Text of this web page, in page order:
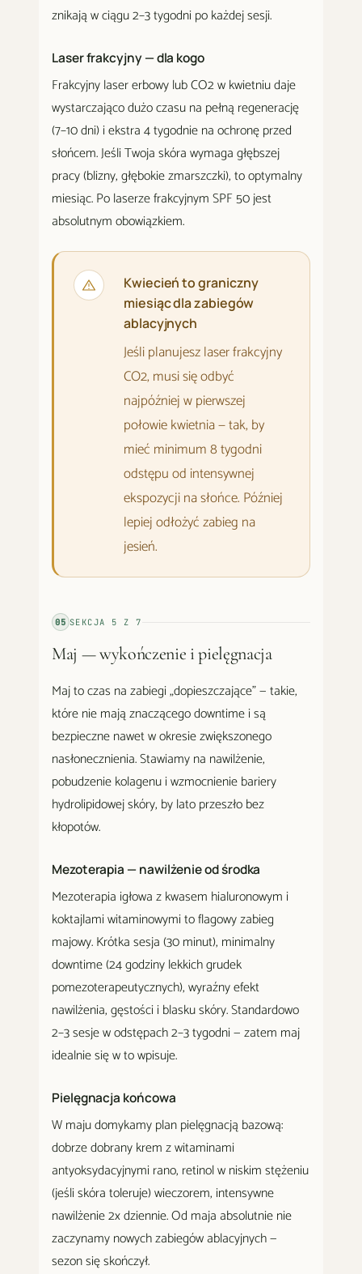
znikają w ciągu 2–3 tygodni po każdej sesji.
Laser frakcyjny — dla kogo
Frakcyjny laser erbowy lub CO2 w kwietniu daje
wystarczająco dużo czasu na pełną regenerację
(7–10 dni) i ekstra 4 tygodnie na ochronę przed
słońcem. Jeśli Twoja skóra wymaga głębszej
pracy (blizny, głębokie zmarszczki), to optymalny
miesiąc. Po laserze frakcyjnym SPF 50 jest
absolutnym obowiązkiem.
Kwiecień to graniczny
miesiąc dla zabiegów
ablacyjnych
Jeśli planujesz laser frakcyjny
CO2, musi się odbyć
najpóźniej w pierwszej
połowie kwietnia — tak, by
mieć minimum 8 tygodni
odstępu od intensywnej
ekspozycji na słońce. Później
lepiej odłożyć zabieg na
jesień.
05 SEKCJA 5 Z7
Maj — wykończenie i pielęgnacja
Maj to czas na zabiegi „dopieszczające" — takie,
które nie mają znaczącego downtime i są
bezpieczne nawet w okresie zwiększonego
nasłonecznienia. Stawiamy na nawilżenie,
pobudzenie kolagenu i wzmocnienie bariery
hydrolipidowej skóry, by lato przeszło bez
kłopotów.
Mezoterapia — nawilżenie od środka
Mezoterapia igłowa z kwasem hialuronowym i
koktajlami witaminowymi to flagowy zabieg
majowy. Krótka sesja (30 minut), minimalny
downtime (24 godziny lekkich grudek
pomezoterapeutycznych), wyraźny efekt
nawilżenia, gęstości i blasku skóry. Standardowo
2–3 sesje w odstępach 2–3 tygodni — zatem maj
idealnie się w to wpisuje.
Pielęgnacja końcowa
W maju domykamy plan pielęgnacją bazową:
dobrze dobrany krem z witaminami
antyoksydacyjnymi rano, retinol w niskim stężeniu
(jeśli skóra toleruje) wieczorem, intensywne
nawilżenie 2x dziennie. Od maja absolutnie nie
zaczynamy nowych zabiegów ablacyjnych —
sezon się skończył.